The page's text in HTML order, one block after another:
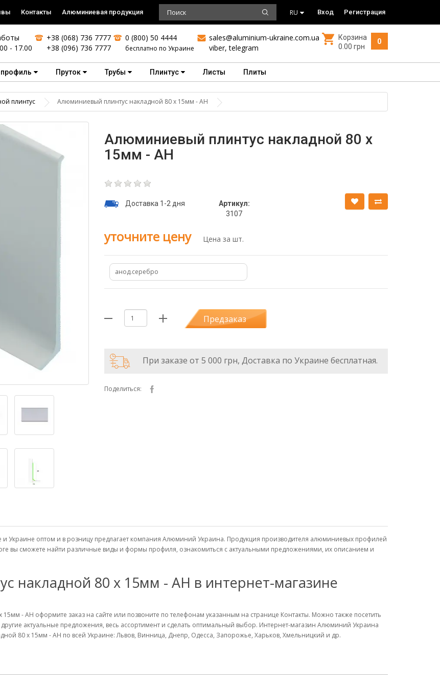
Контакты Алюминиевая продукция RU Вход Регистрация
- 17.00
+38 (068) 736 7777
+38 (096) 736 7777
0 (800) 50 4444
бесплатно по Украине
sales@aluminium-ukraine.com.ua
viber,telegram
0
Корзина
0.00 грн
Пруток Трубы Плинтус Листы Плиты
плинтус Алюминиевый плинтус накладной 80 х 15мм - АН
Алюминиевый плинтус накладной 80 х
15мм - АН
Доставка 1-2 дня
Артикул:
3107
уточните цену Цена за шт.
анод.серебро
Предзаказ
При заказе от 5 000 грн, Доставка по Украине бесплатная.
Поделиться:
Украине оптом и в розницу предлагает компания Алюминий Украина. Продукция производителя алюминиевых профилей
вы сможете найти различные виды и формы профиля, ознакомиться с актуальными предложениями, их описанием и
накладной 80 х 15мм - АН в интернет-магазине
- АН оформите заказ на сайте или позвоните по телефонам указанным на странице Контакты. Можно также посетить
актуальные предложения, весь ассортимент и сделать оптимальный выбор. Интернет-магазин Алюминий Украина
80 х 15мм - АН по всей Украине: Львов, Винница, Днепр, Одесса, Запорожье, Харьков, Хмельницкий и др.